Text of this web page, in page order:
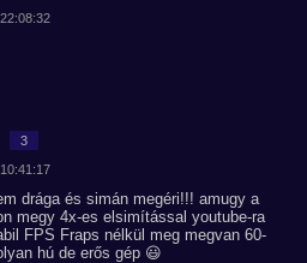
3
drága és simán megéri!!! amugy a
megy 4x-es elsimítással youtube-ra
FPS Fraps nélkül meg megvan 60-
hú de erős gép 😃